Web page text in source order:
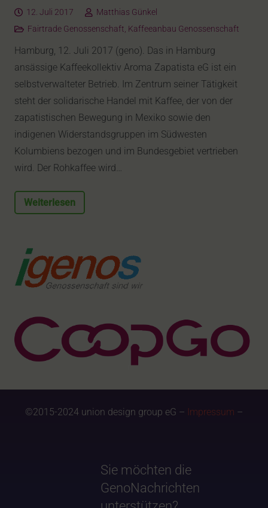
12. Juli 2017
Matthias Günkel
Fairtrade Genossenschaft, Kaffeeanbau Genossenschaft
Hamburg, 12. Juli 2017 (geno). Das in Hamburg
ansässige Kaffeekollektiv Aroma Zapatista eG ist ein
selbstverwalteter Betrieb. Im Zentrum seiner Tätigkeit
steht der solidarische Handel mit Kaffee, der von der
zapatistischen Bewegung in Mexiko sowie den
indigenen Widerstandsgruppen im Südwesten
Kolumbiens bezogen und im Bundesgebiet vertrieben
wird. Der Rohkaffee wird…
Weiterlesen
©2015-2024 union design group eG – Impressum –
Sie möchten die
GenoNachrichten